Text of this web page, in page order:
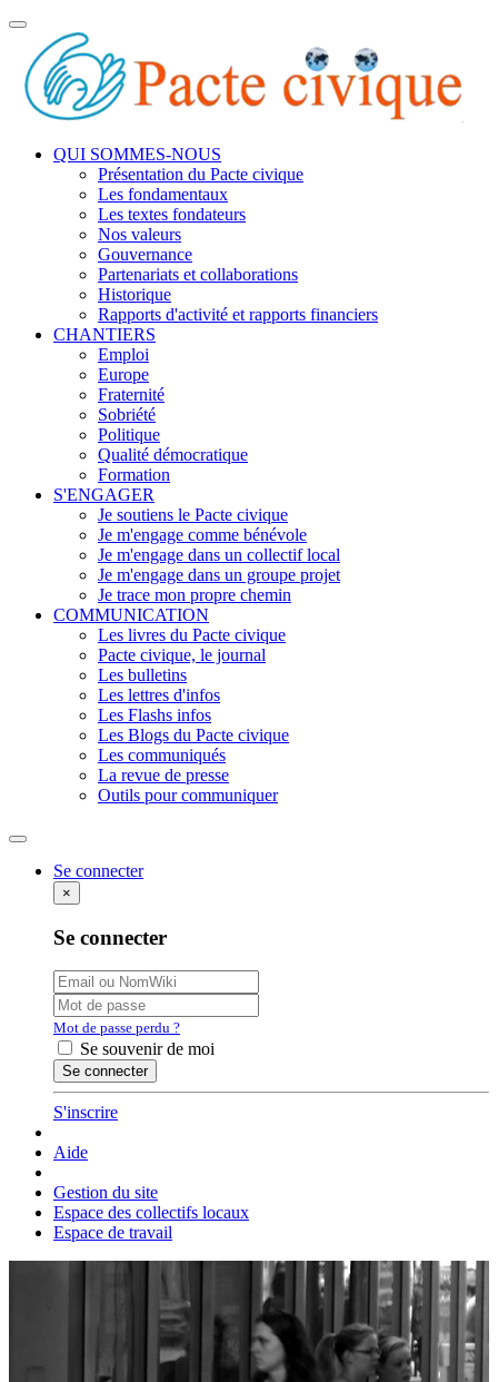
Toggle
navigation
QUI SOMMES-NOUS
Présentation du Pacte civique
Les fondamentaux
Les textes fondateurs
Nos valeurs
Gouvernance
Partenariats et collaborations
Historique
Rapports d'activité et rapports financiers
CHANTIERS
Emploi
Europe
Fraternité
Sobriété
Politique
Qualité démocratique
Formation
S'ENGAGER
Je soutiens le Pacte civique
Je m'engage comme bénévole
Je m'engage dans un collectif local
Je m'engage dans un groupe projet
Je trace mon propre chemin
COMMUNICATION
Les livres du Pacte civique
Pacte civique, le journal
Les bulletins
Les lettres d'infos
Les Flashs infos
Les Blogs du Pacte civique
Les communiqués
La revue de presse
Outils pour communiquer
Rechercher
Se connecter
×
Se connecter
Mot de passe perdu ?
Se souvenir de moi
S'inscrire
Aide
Gestion du site
Espace des collectifs locaux
Espace de travail